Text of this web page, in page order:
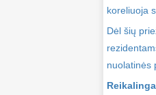
koreliuoja
Dėl šių
nuolatinės